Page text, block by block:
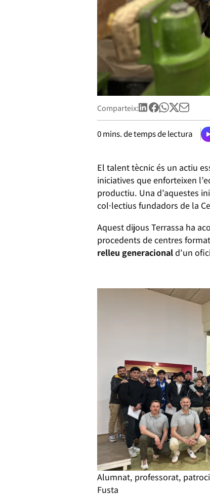
Comparteix:
0mins. de temps de lectura
El talent tècnic és un actiu
iniciatives que enforteixen
productiu. Una d’aquestes
col·lectius fundadors de la
Aquest dijous Terrassa ha
procedents de centres
relleu generacionald’un
Alumnat, professorat,
Fusta